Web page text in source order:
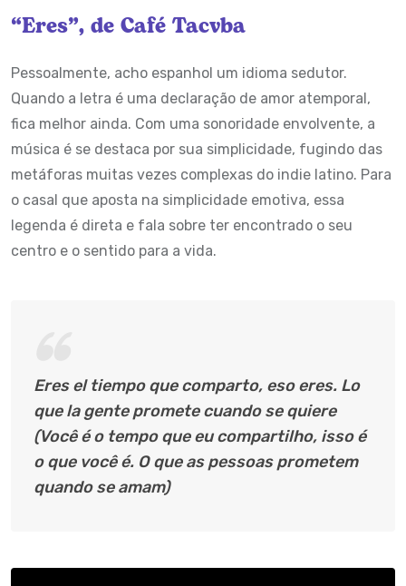
“Eres”, de Café Tacvba
Pessoalmente, acho espanhol um idioma sedutor.
Quando a letra é uma declaração de amor atemporal,
fica melhor ainda. Com uma sonoridade envolvente, a
música é se destaca por sua simplicidade, fugindo das
metáforas muitas vezes complexas do indie latino. Para
o casal que aposta na simplicidade emotiva, essa
legenda é direta e fala sobre ter encontrado o seu
centro e o sentido para a vida.
Eres el tiempo que comparto, eso eres. Lo
que la gente promete cuando se quiere
(Você é o tempo que eu compartilho, isso é
o que você é. O que as pessoas prometem
quando se amam)